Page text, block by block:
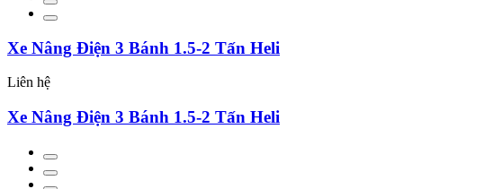
Xe Nâng Điện 3 Bánh 1.5-2 Tấn Heli
Liên hệ
Xe Nâng Điện 3 Bánh 1.5-2 Tấn Heli